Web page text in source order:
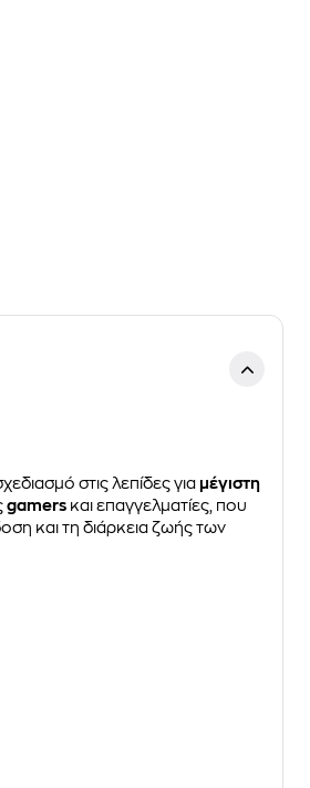
στις λεπίδες για μέγιστη
gamersκαι επαγγελματίες, που
και τη διάρκεια ζωής των